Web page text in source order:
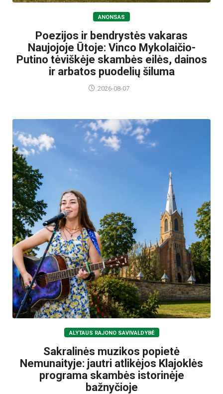
ANONSAS
Poezijos ir bendrystės vakaras
Naujojoje Ūtoje: Vinco Mykolaičio-
Putino tėviškėje skambės eilės, dainos
ir arbatos puodelių šiluma
2026-08-07
ALYTAUS RAJONO SAVIVALDYBĖ
Sakralinės muzikos popietė
Nemunaityje: jautri atlikėjos Klajoklės
programa skambės istorinėje
bažnyčioje